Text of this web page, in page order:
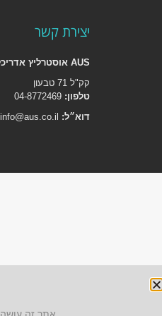
יצירת קשר
AUS אוסטרליץ אדריכלות
קק"ל 71 טבעון
טלפון:
דוא״ל: info@aus.co.il